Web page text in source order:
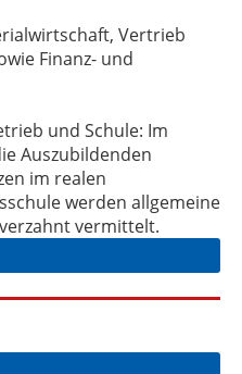
Vertrieb
Finanz- und
und Schule: Im
Auszubildenden
im realen
werden allgemeine
vermittelt.